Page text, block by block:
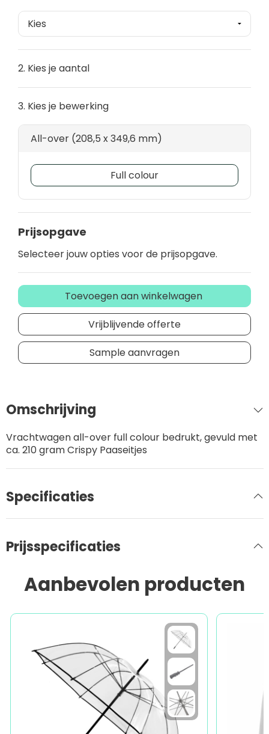
2. Kies je aantal
3. Kies je bewerking
All-over (208,5 x 349,6 mm)
Full colour
Prijsopgave
Selecteer jouw opties voor de prijsopgave.
Toevoegen aan winkelwagen
Vrijblijvende offerte
Sample aanvragen
Omschrijving
Vrachtwagen all-over full colour bedrukt, gevuld met
ca. 210 gram Crispy Paaseitjes
Specificaties
Prijsspecificaties
Aanbevolen producten